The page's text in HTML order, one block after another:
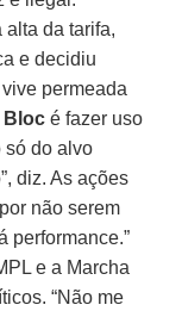
alta da tarifa,
e decidiu
permeada
Bloc é fazer uso
só do alvo
diz. As ações
não serem
performance.”
e a Marcha
“Não me